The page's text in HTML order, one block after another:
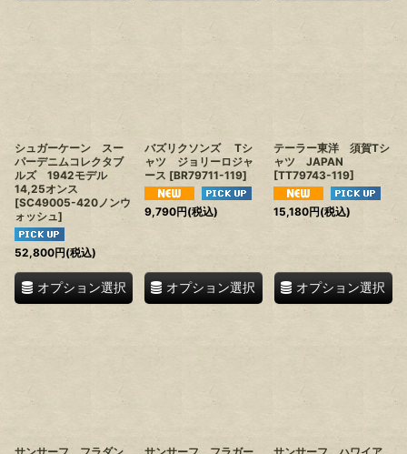
シュガーケーン スー
パーデニムコレクタブ
ルズ 1942モデル
14,25オンス
[SC49005-420ノンウ
ォッシュ]
52,800円(税込)
オプション選択
バズリクソンズ Tシ
ャツ ジョリーロジャ
ース [BR79711-119]
9,790円(税込)
オプション選択
テーラー東洋 須賀Tシ
ャツ JAPAN
[TT79743-119]
15,180円(税込)
オプション選択